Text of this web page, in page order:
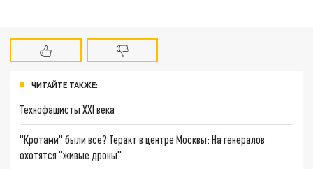
ЧИТАЙТЕ ТАКЖЕ:
Технофашисты XXI века
"Кротами" были все? Теракт в центре Москвы: На генералов
охотятся "живые дроны"